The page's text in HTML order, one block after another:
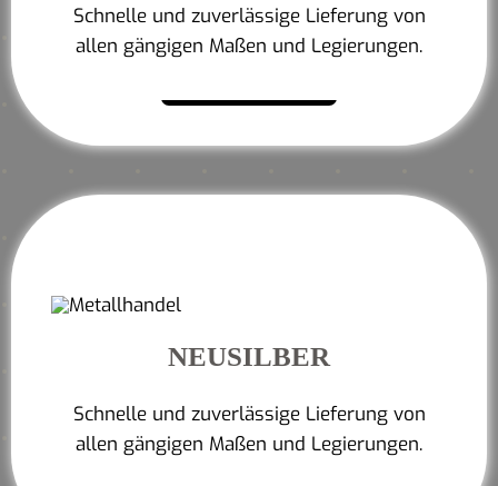
Schnelle und zuverlässige Lieferung von
allen gängigen Maßen und Legierungen.
NEUSILBER
Schnelle und zuverlässige Lieferung von
allen gängigen Maßen und Legierungen.